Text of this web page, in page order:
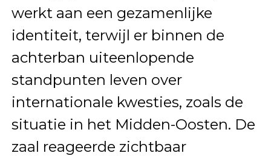
werkt aan een gezamenlijke
identiteit, terwijl er binnen de
achterban uiteenlopende
standpunten leven over
internationale kwesties, zoals de
situatie in het Midden-Oosten. De
zaal reageerde zichtbaar